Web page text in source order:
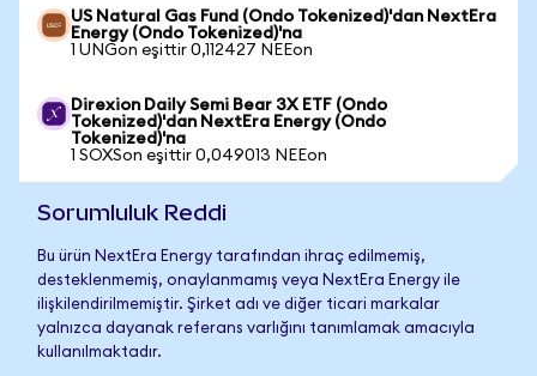
US Natural Gas Fund (Ondo Tokenized)'dan NextEra
Energy (Ondo Tokenized)'na
1 UNGon eşittir 0,112427 NEEon
Direxion Daily Semi Bear 3X ETF (Ondo
Tokenized)'dan NextEra Energy (Ondo
Tokenized)'na
1 SOXSon eşittir 0,049013 NEEon
Sorumluluk Reddi
Bu ürün NextEra Energy tarafından ihraç edilmemiş,
desteklenmemiş, onaylanmamış veya NextEra Energy ile
ilişkilendirilmemiştir. Şirket adı ve diğer ticari markalar
yalnızca dayanak referans varlığını tanımlamak amacıyla
kullanılmaktadır.